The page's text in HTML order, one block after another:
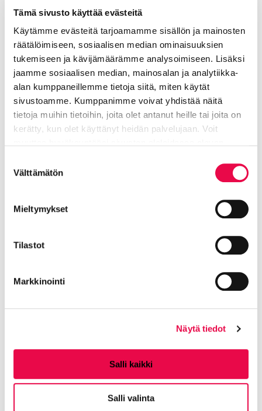
Tämä sivusto käyttää evästeitä
Käytämme evästeitä tarjoamamme sisällön ja mainosten
räätälöimiseen, sosiaalisen median ominaisuuksien
tukemiseen ja kävijämäärämme analysoimiseen. Lisäksi
jaamme sosiaalisen median, mainosalan ja analytiikka-
alan kumppaneillemme tietoja siitä, miten käytät
sivustoamme. Kumppanimme voivat yhdistää näitä
tietoja muihin tietoihin, joita olet antanut heille tai joita on
kerätty, kun olet käyttänyt heidän palvelujaan. Voit
valinta
Välttämätön
Mieltymykset
Tilastot
Markkinointi
Näytä tiedot
Salli kaikki
Salli valinta
kaupunginhallituksen jäsenet sekä lautakuntien
jäsenet ovat poliittisten puolueiden kesken käytävien
neuvottelujen tulos.
Puolueiden neuvottelut paikkamääristä pohjautuvat
kuntavaaleissa kaupunkilaisten puolueille antamiin
äänimääriin. Puolueet voivat käyttää
henkilövalinnoissaan omia kriteerejään kuten
kokemusta, osaamista ja halukkuutta tehtävään.
Nykyinen valtuustokausi päättyy 31. toukokuuta
2025. Uusi valtuusto aloittaa 1. kesäkuuta 2025.
Riihimäellä kautensa päättävän valtuuston viimeinen
kokous on 26. toukokuuta. Uuden valtuuston
Oma
Luukkonen Jarkko